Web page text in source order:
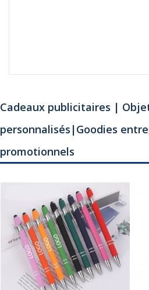
Cadeaux publicitaires |
personnalisés|Goodies
promotionnels